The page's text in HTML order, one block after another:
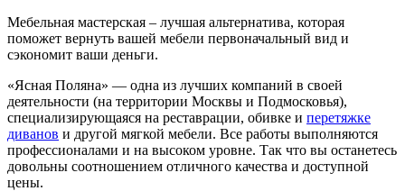
Мебельная мастерская – лучшая альтернатива, которая
поможет вернуть вашей мебели первоначальный вид и
сэкономит ваши деньги.
«Ясная Поляна» — одна из лучших компаний в своей
деятельности (на территории Москвы и Подмосковья),
специализирующаяся на реставрации, обивке и перетяжке
диванов и другой мягкой мебели. Все работы выполняются
профессионалами и на высоком уровне. Так что вы останетесь
довольны соотношением отличного качества и доступной
цены.